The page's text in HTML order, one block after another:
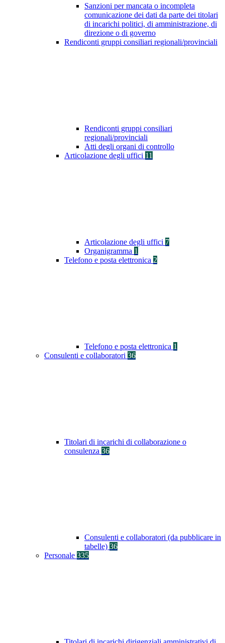
Sanzioni per mancata o incompleta
comunicazione dei dati da parte dei titolari
di incarichi politici, di amministrazione, di
direzione o di governo
Rendiconti gruppi consiliari regionali/provinciali
Rendiconti gruppi consiliari
regionali/provinciali
Atti degli organi di controllo
Articolazione degli uffici 11
Articolazione degli uffici 7
Organigramma 1
Telefono e posta elettronica 2
Telefono e posta elettronica 1
Consulenti e collaboratori 36
Titolari di incarichi di collaborazione o
consulenza 36
Consulenti e collaboratori (da pubblicare in
tabelle) 36
Personale 335